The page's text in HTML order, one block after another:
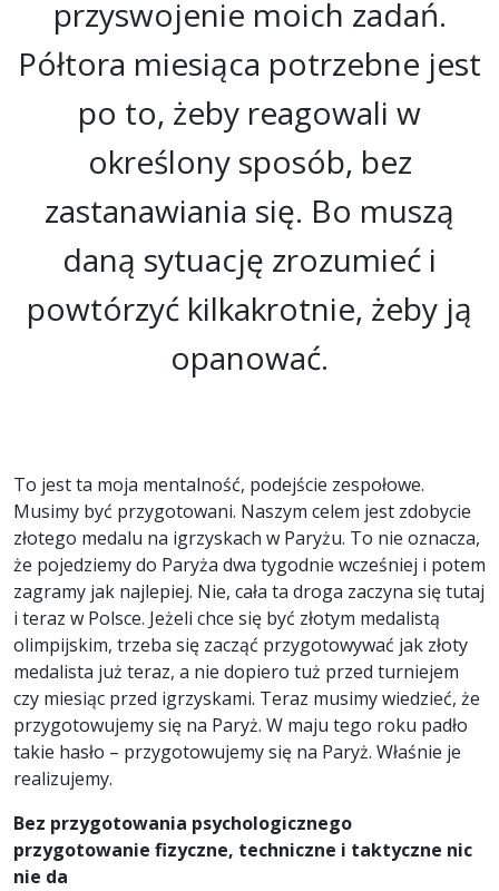
przyswojenie moich zadań.
Półtora miesiąca potrzebne jest
po to, żeby reagowali w
określony sposób, bez
zastanawiania się. Bo muszą
daną sytuację zrozumieć i
powtórzyć kilkakrotnie, żeby ją
opanować.
To jest ta moja mentalność, podejście zespołowe.
Musimy być przygotowani. Naszym celem jest zdobycie
złotego medalu na igrzyskach w Paryżu. To nie oznacza,
że pojedziemy do Paryża dwa tygodnie wcześniej i potem
zagramy jak najlepiej. Nie, cała ta droga zaczyna się tutaj
i teraz w Polsce. Jeżeli chce się być złotym medalistą
olimpijskim, trzeba się zacząć przygotowywać jak złoty
medalista już teraz, a nie dopiero tuż przed turniejem
czy miesiąc przed igrzyskami. Teraz musimy wiedzieć, że
przygotowujemy się na Paryż. W maju tego roku padło
takie hasło – przygotowujemy się na Paryż. Właśnie je
realizujemy.
Bez przygotowania psychologicznego
przygotowanie fizyczne, techniczne i taktyczne nic
nie da